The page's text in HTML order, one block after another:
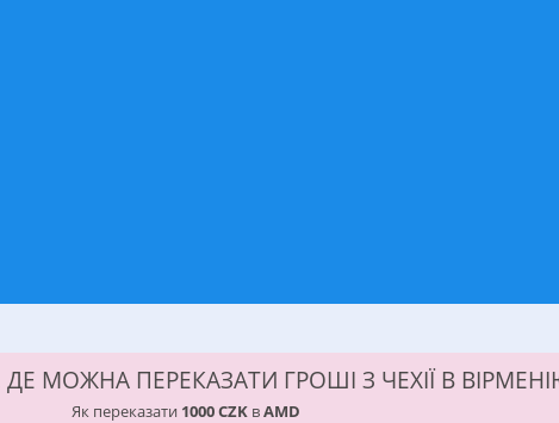
МОЖНА ПЕРЕКАЗАТИ ГРОШІ З ЧЕХІЇ В
Як переказати 1000 CZK вAMD